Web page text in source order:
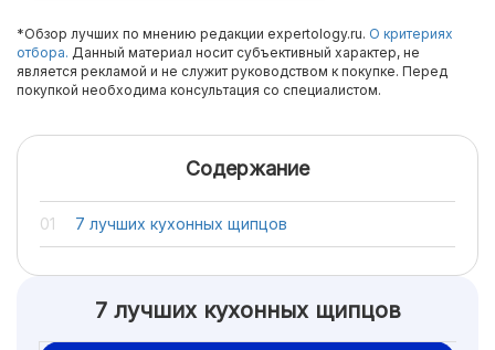
*Обзор лучших по мнению редакции expertology.ru. О критериях
отбора. Данный материал носит субъективный характер, не
является рекламой и не служит руководством к покупке. Перед
покупкой необходима консультация со специалистом.
Содержание
7 лучших кухонных щипцов
7 лучших кухонных щипцов